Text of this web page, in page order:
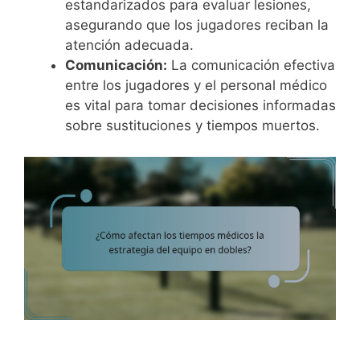
estandarizados para evaluar lesiones,
asegurando que los jugadores reciban la
atención adecuada.
Comunicación: La comunicación efectiva
entre los jugadores y el personal médico
es vital para tomar decisiones informadas
sobre sustituciones y tiempos muertos.